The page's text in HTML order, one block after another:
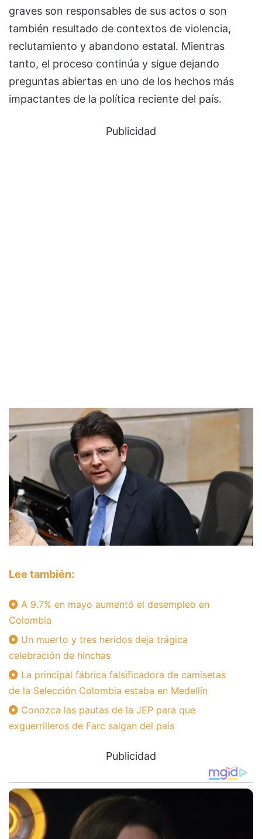
graves son responsables de sus actos o son
también resultado de contextos de violencia,
reclutamiento y abandono estatal. Mientras
tanto, el proceso continúa y sigue dejando
preguntas abiertas en uno de los hechos más
impactantes de la política reciente del país.
Publicidad
Lee también:
A 9.7% en mayo aumentó el desempleo en
Colombia
Un muerto y tres heridos deja trágica
celebración de hinchas
La principal fábrica falsificadora de camisetas
de la Selección Colombia estaba en Medellín
Conozca las pautas de la JEP para que
exguerrilleros de Farc salgan del país
Publicidad